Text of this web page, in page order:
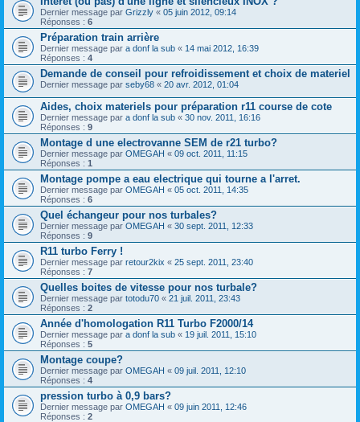
Dernier message par Grizzly « 05 juin 2012, 09:14
Réponses : 6
Préparation train arrière
Dernier message par a donf la sub « 14 mai 2012, 16:39
Réponses : 4
Demande de conseil pour refroidissement et choix de materiel
Dernier message par seby68 « 20 avr. 2012, 01:04
Aides, choix materiels pour préparation r11 course de cote
Dernier message par a donf la sub « 30 nov. 2011, 16:16
Réponses : 9
Montage d une electrovanne SEM de r21 turbo?
Dernier message par OMEGAH « 09 oct. 2011, 11:15
Réponses : 1
Montage pompe a eau electrique qui tourne a l'arret.
Dernier message par OMEGAH « 05 oct. 2011, 14:35
Réponses : 6
Quel échangeur pour nos turbales?
Dernier message par OMEGAH « 30 sept. 2011, 12:33
Réponses : 9
R11 turbo Ferry !
Dernier message par retour2kix « 25 sept. 2011, 23:40
Réponses : 7
Quelles boites de vitesse pour nos turbale?
Dernier message par totodu70 « 21 juil. 2011, 23:43
Réponses : 2
Année d'homologation R11 Turbo F2000/14
Dernier message par a donf la sub « 19 juil. 2011, 15:10
Réponses : 5
Montage coupe?
Dernier message par OMEGAH « 09 juil. 2011, 12:10
Réponses : 4
pression turbo à 0,9 bars?
Dernier message par OMEGAH « 09 juin 2011, 12:46
Réponses : 2